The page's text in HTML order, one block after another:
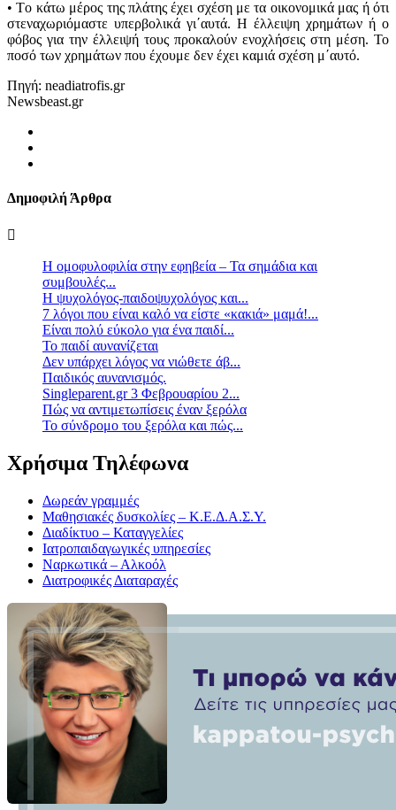
• Tο κάτω μέρος της πλάτης έχει σχέση με τα οικονομικά μας ή ότι
στεναχωριόμαστε υπερβολικά γι΄αυτά. Η έλλειψη χρημάτων ή ο
φόβος για την έλλειψή τους προκαλούν ενοχλήσεις στη μέση. Το
ποσό των χρημάτων που έχουμε δεν έχει καμιά σχέση μ΄αυτό.
Πηγή: neadiatrofis.gr
Newsbeast.gr
Δημοφιλή Άρθρα
Η ομοφυλοφιλία στην εφηβεία – Τα σημάδια και
συμβουλές...
Η ψυχολόγος-παιδοψυχολόγος και...
7 λόγοι που είναι καλό να είστε «κακιά» μαμά!...
Είναι πολύ εύκολο για ένα παιδί...
Το παιδί αυνανίζεται
Δεν υπάρχει λόγος να νιώθετε άβ...
Παιδικός αυνανισμός.
Singleparent.gr 3 Φεβρουαρίου 2...
Πώς να αντιμετωπίσεις έναν ξερόλα
Το σύνδρομο του ξερόλα και πώς...
Χρήσιμα Τηλέφωνα
Δωρεάν γραμμές
Μαθησιακές δυσκολίες – Κ.Ε.Δ.Α.Σ.Υ.
Διαδίκτυο – Καταγγελίες
Ιατροπαιδαγωγικές υπηρεσίες
Ναρκωτικά – Αλκοόλ
Διατροφικές Διαταραχές